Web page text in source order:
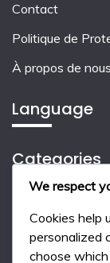
Contact
Politique de
À propos de nous
Language
Categories
Les
Les coûts
We respect
Cookies help
personalized
choose